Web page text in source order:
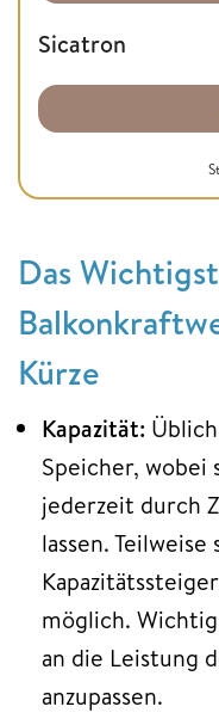
Sicatron
Das
Kürze
Kapazität:
Speicher, wobei
jederzeit durch
lassen. Teilweise
möglich.
an die Leistung
anzupassen.